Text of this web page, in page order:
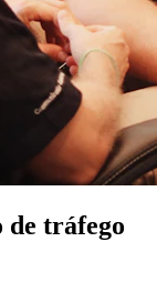
de tráfego